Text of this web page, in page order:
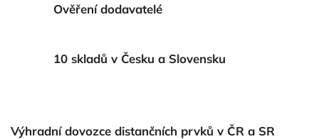
Ověření dodavatelé
10 skladů v Česku a Slovensku
Výhradní dovozce distančních prvků v ČR a SR